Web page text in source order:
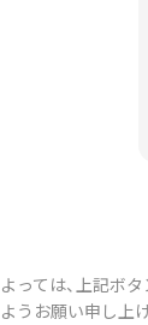
っては、上記ボ
うお願い申し上げ